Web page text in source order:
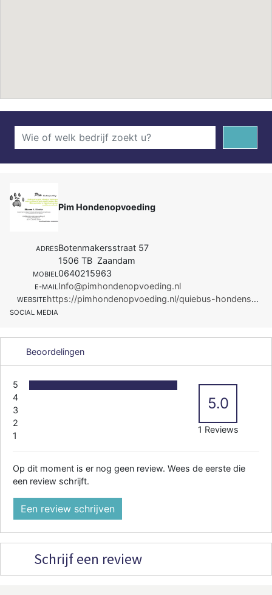
Pim Hondenopvoeding
ADRESBotenmakersstraat 57
1506 TB Zaandam
MOBIEL0640215963
E-MAILInfo@pimhondenopvoeding.nl
WEBSITE https://pimhondenopvoeding.nl/quiebus-hondenschool-in-zaandam/
SOCIAL MEDIA
Beoordelingen
5
4
3
2
1
5.0
1 Reviews
Op dit moment is er nog geen review. Wees de eerste die
een review schrijft.
Een review schrijven
Schrijf een review